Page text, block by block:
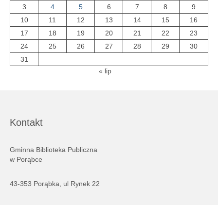
3
4 5 6 7 8
9
10
11 12 13 14 15
16
17
18 19 20 21 22
23
24
25 26 27 28 29
30
31
« lip
Kontakt
Gminna Biblioteka Publiczna
w Porąbce
43-353 Porąbka, ul Rynek 22